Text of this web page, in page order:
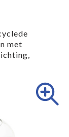
met